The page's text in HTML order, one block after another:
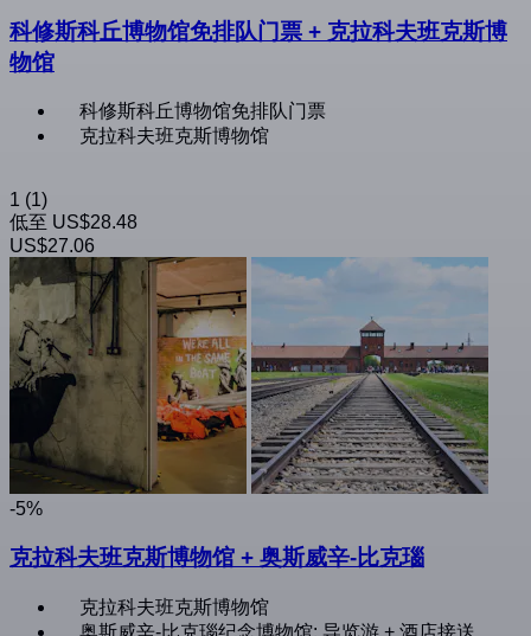
科修斯科丘博物馆免排队门票 + 克拉科夫班克斯博
物馆
科修斯科丘博物馆免排队门票
克拉科夫班克斯博物馆
1 (1)
低至 US$28.48
US$27.06
-5%
克拉科夫班克斯博物馆 + 奥斯威辛-比克瑙
克拉科夫班克斯博物馆
奥斯威辛-比克瑙纪念博物馆: 导览游 + 酒店接送